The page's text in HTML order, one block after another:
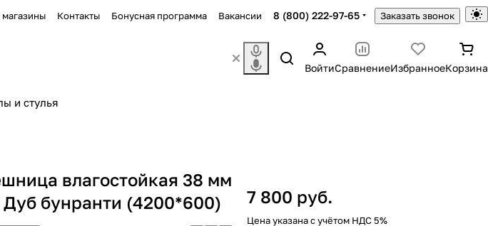
Контакты Бонусная программа Вакансии 8 (800) 222-97-65 Заказать звонок
ВойтиСравнениеИзбранноеКорзина
и стулья
влагостойкая 38 мм
бунранти (4200*600)
7 800 руб.
Цена указана с учётом НДС 5%